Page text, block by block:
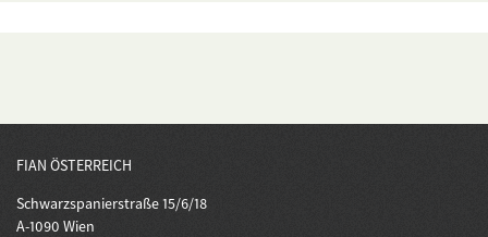
FIAN ÖSTERREICH
Schwarzspanierstraße 15/6/18
A-1090 Wien